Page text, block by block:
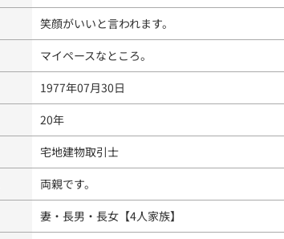
笑顔がいいと言われます。
マイペースなところ。
1977年07月30日
20年
宅地建物取引士
両親です。
妻・長男・長女【4人家族】